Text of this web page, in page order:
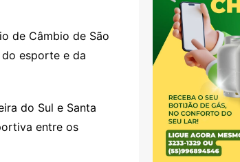
de Câmbio de São
esporte e da
do Sul e Santa
entre os